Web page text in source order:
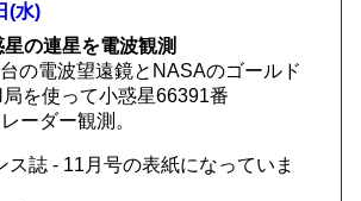
(水)
の連星を電波観測
の電波望遠鏡とNASAのゴールド
を使って小惑星66391番
ーダー観測。
ス誌 - 11月号の表紙になっていま